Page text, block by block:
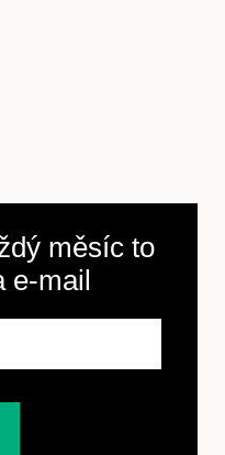
měsíc to
e-mail